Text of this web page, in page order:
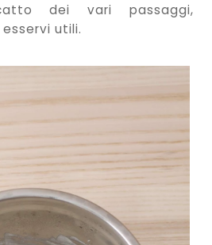
dei vari passaggi,
utili.